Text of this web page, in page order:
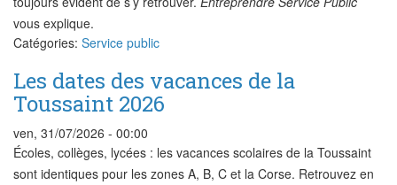
vous explique.
Catégories: Service public
Les dates des vacances de la
Toussaint 2026
ven, 31/07/2026 - 00:00
Écoles, collèges, lycées : les vacances scolaires de la Toussaint
sont identiques pour les zones A, B, C et la Corse. Retrouvez en